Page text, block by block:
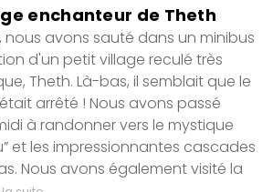
enchanteur de Theth
nous avons sauté dans un minibus
d'un petit village reculé très
Theth. Là-bas, il semblait que le
arrêté ! Nous avons passé
à randonner vers le mystique
et les impressionnantes cascades
Nous avons également visité la